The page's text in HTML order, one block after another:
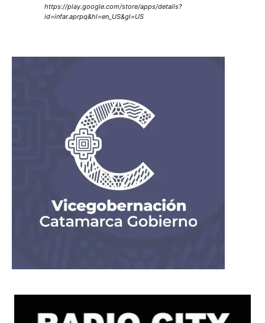
https://play.google.com/store/apps/details?
id=infar.aprpq&hl=en_US&gl=US